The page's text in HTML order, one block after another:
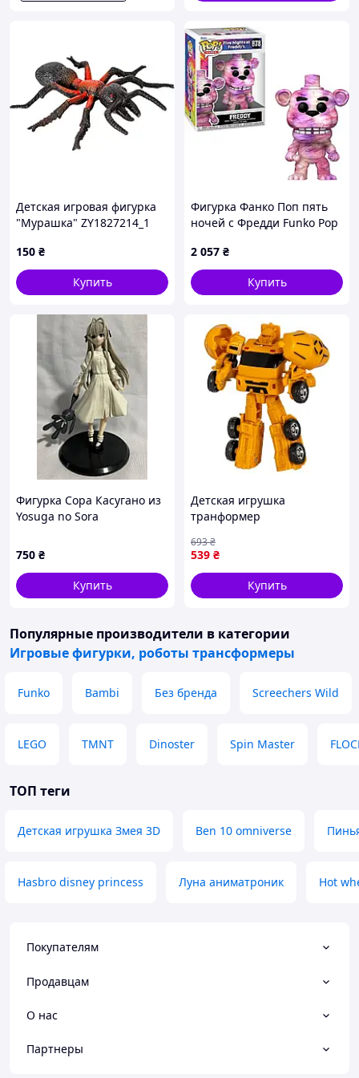
Детская игровая фигурка
"Мурашка" ZY1827214_1
insects"
150 ₴
Купить
Фигурка Фанко Поп пять
ночей с Фредди Funko Pop
2 057 ₴
Купить
Фигурка Сора Касугано из
Yosuga no Sora
см в пакете
750 ₴
Купить
Детская игрушка
транформер
Shopingo Дитяча іграшка
транформер
Бетонозмішувач E201302
539 ₴
693₴
Купить
Популярные производители в категории
Игровые фигурки, роботы трансформеры
Funko Bambi Без бренда Screechers Wild
LEGO TMNT Dinoster Spin Master
ТОП теги
Детская игрушка Змея 3D Ben 10 omniverse
Hasbro disney princess Луна аниматроник Hot
Покупателям
Продавцам
О нас
Партнеры